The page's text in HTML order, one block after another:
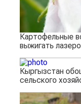
Картофельные
выжигать
Кыргызстан
сельского